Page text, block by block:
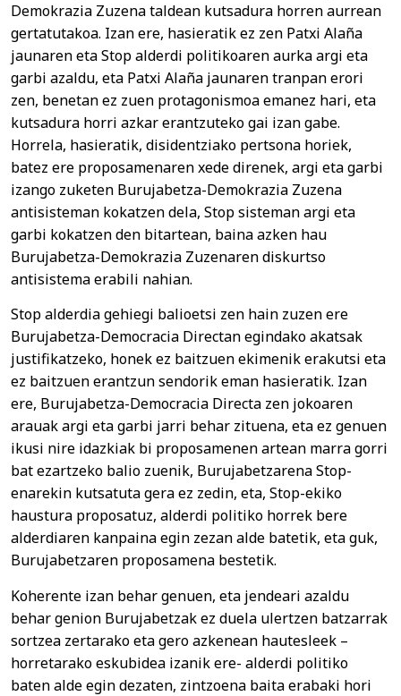
Demokrazia Zuzena taldean kutsadura horren aurrean
gertatutakoa. Izan ere, hasieratik ez zen Patxi Alaña
jaunaren eta Stop alderdi politikoaren aurka argi eta
garbi azaldu, eta Patxi Alaña jaunaren tranpan erori
zen, benetan ez zuen protagonismoa emanez hari, eta
kutsadura horri azkar erantzuteko gai izan gabe.
Horrela, hasieratik, disidentziako pertsona horiek,
batez ere proposamenaren xede direnek, argi eta garbi
izango zuketen Burujabetza-Demokrazia Zuzena
antisisteman kokatzen dela, Stop sisteman argi eta
garbi kokatzen den bitartean, baina azken hau
Burujabetza-Demokrazia Zuzenaren diskurtso
antisistema erabili nahian.
Stop alderdia gehiegi balioetsi zen hain zuzen ere
Burujabetza-Democracia Directan egindako akatsak
justifikatzeko, honek ez baitzuen ekimenik erakutsi eta
ez baitzuen erantzun sendorik eman hasieratik. Izan
ere, Burujabetza-Democracia Directa zen jokoaren
arauak argi eta garbi jarri behar zituena, eta ez genuen
ikusi nire idazkiak bi proposamenen artean marra gorri
bat ezartzeko balio zuenik, Burujabetzarena Stop-
enarekin kutsatuta gera ez zedin, eta, Stop-ekiko
haustura proposatuz, alderdi politiko horrek bere
alderdiaren kanpaina egin zezan alde batetik, eta guk,
Burujabetzaren proposamena bestetik.
Koherente izan behar genuen, eta jendeari azaldu
behar genion Burujabetzak ez duela ulertzen batzarrak
sortzea zertarako eta gero azkenean hautesleek –
horretarako eskubidea izanik ere- alderdi politiko
baten alde egin dezaten, zintzoena baita erabaki hori